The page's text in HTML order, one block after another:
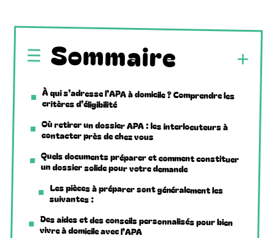
Sommaire
À qui s’adresse l’APA à domicile ? Comprendre les
critères d’éligibilité
Où retirer un dossier APA : les interlocuteurs à
contacter près de chez vous
Quels documents préparer et comment constituer
un dossier solide pour votre demande
Les pièces à préparer sont généralement les
suivantes :
Des aides et des conseils personnalisés pour bien
vivre à domicile avec l’APA